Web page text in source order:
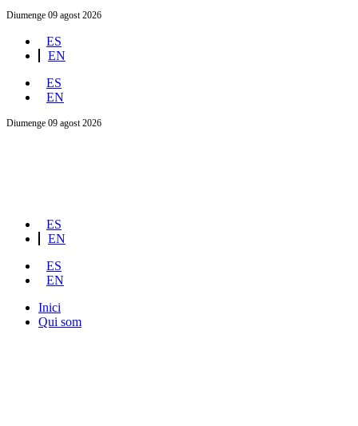
Diumenge 09 agost 2026
ES
EN
ES
EN
Diumenge 09 agost 2026
ES
EN
ES
EN
Inici
Qui som